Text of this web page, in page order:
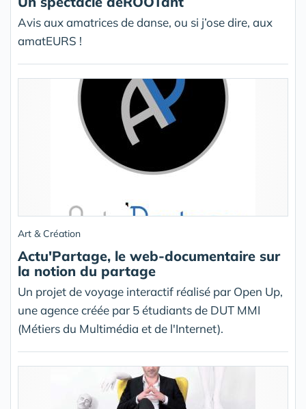
Avis aux amatrices de danse, ou si j’ose dire, aux
amatEURS !
Art & Création
Actu'Partage, le web-documentaire sur
la notion du partage
Un projet de voyage interactif réalisé par Open Up,
une agence créée par 5 étudiants de DUT MMI
(Métiers du Multimédia et de l'Internet).